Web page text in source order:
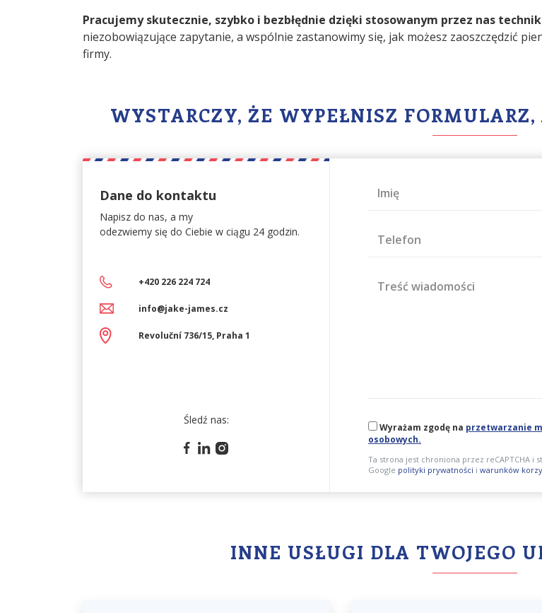
Pracujemy skutecznie, szybko i bezbłędnie dzięki stosowanym przez nas
niezobowiązujące zapytanie, a wspólnie zastanowimy się, jak możesz zaoszczędzić
firmy.
WYSTARCZY, ŻE WYPEŁNISZ
Dane do kontaktu
Napisz do nas, a my
odezwiemy się do Ciebie w ciągu 24 godzin.
+420 226 224 724
info@jake-james.cz
Revoluční 736/15, Praha 1
Śledź nas:
Imię
Telefon
Treść wiadomości
Wyrażam zgodę na przetwarzanie
osobowych.
Ta strona jest chroniona przez reCAPTCHA i
Google polityki prywatności i warunków
INNE USŁUGI DLA TWOJEGO